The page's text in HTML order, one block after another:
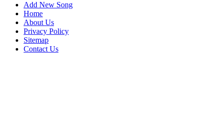
Add New Song
Home
About Us
Privacy Policy
Sitemap
Contact Us